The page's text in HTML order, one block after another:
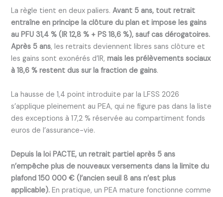
La règle tient en deux paliers.Avant 5 ans, tout retrait
entraîne en principe la clôture du plan et impose les gains
au PFU 31,4 % (IR 12,8 % + PS 18,6 %), sauf cas dérogatoires.
Après 5 ans, les retraits deviennent libres sans clôture et
les gains sont exonérés d’IR,mais les prélèvements sociaux
à 18,6 % restent dus sur la fraction de gains.
La hausse de 1,4 point introduite par la LFSS 2026
s’applique pleinement au PEA, qui ne figure pas dans la liste
des exceptions à 17,2 % réservée au compartiment fonds
euros de l’assurance-vie.
Depuis la loi PACTE, un retrait partiel après 5 ans
n’empêche plus de nouveaux versements dans la limite du
plafond 150 000 € (l’ancien seuil 8 ans n’est plus
applicable). En pratique, un PEA mature fonctionne comme